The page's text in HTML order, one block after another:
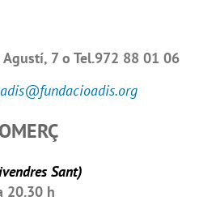
7 o Tel.972 88 01 06
Sant)
20.30 h